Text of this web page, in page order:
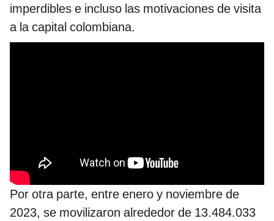
imperdibles e incluso las motivaciones de visita
a la capital colombiana.
Por otra parte, entre enero y noviembre de
2023, se movilizaron alrededor de 13.484.033